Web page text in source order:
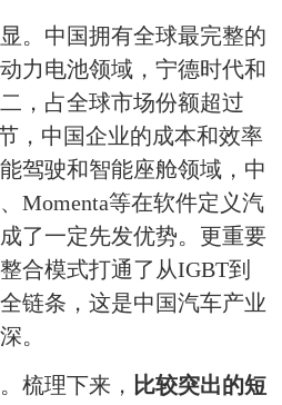
。中国拥有全球最完整的
力电池领域， 宁德时代和
，占全球市场份额超过
，中国企业的成本和效率
驾驶和智能座舱领域，中
Momenta等在软件定义汽
了一定先发优势。更重要
合模式打通了从IGBT到
链条，这是中国汽车产业
。
梳理下来， 比较突出的短